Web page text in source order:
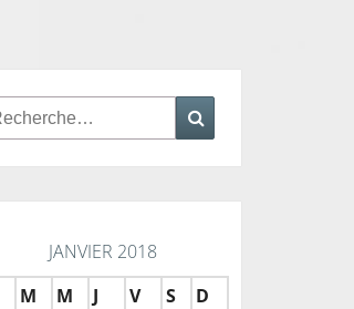
:
JANVIER 2018
M M J V S
D